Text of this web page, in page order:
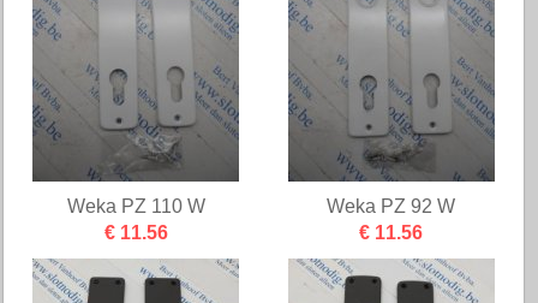
Weka PZ 110 W
€ 11.56
Weka PZ 92 W
€ 11.56